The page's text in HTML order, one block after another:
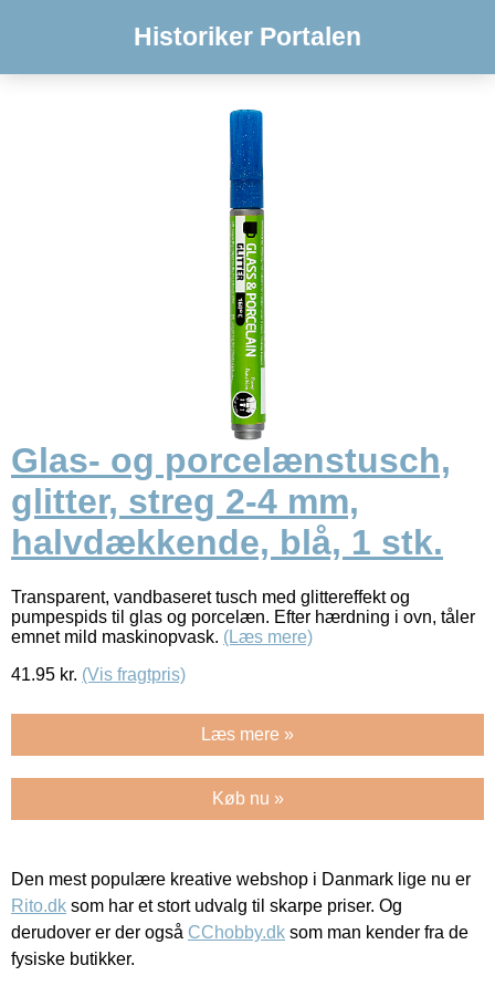
Historiker Portalen
Glas- og porcelænstusch,
glitter, streg 2-4 mm,
halvdækkende, blå, 1 stk.
Transparent, vandbaseret tusch med glittereffekt og
pumpespids til glas og porcelæn. Efter hærdning i ovn, tåler
emnet mild maskinopvask. (Læs mere)
41.95 kr. (Vis fragtpris)
Læs mere »
Køb nu »
Den mest populære kreative webshop i Danmark lige nu er
Rito.dk som har et stort udvalg til skarpe priser. Og
derudover er der også CChobby.dk som man kender fra de
fysiske butikker.